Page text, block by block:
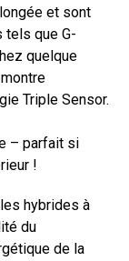
et sont
que G-
quelque
Triple Sensor.
– parfait si
!
hybrides à
du
de la